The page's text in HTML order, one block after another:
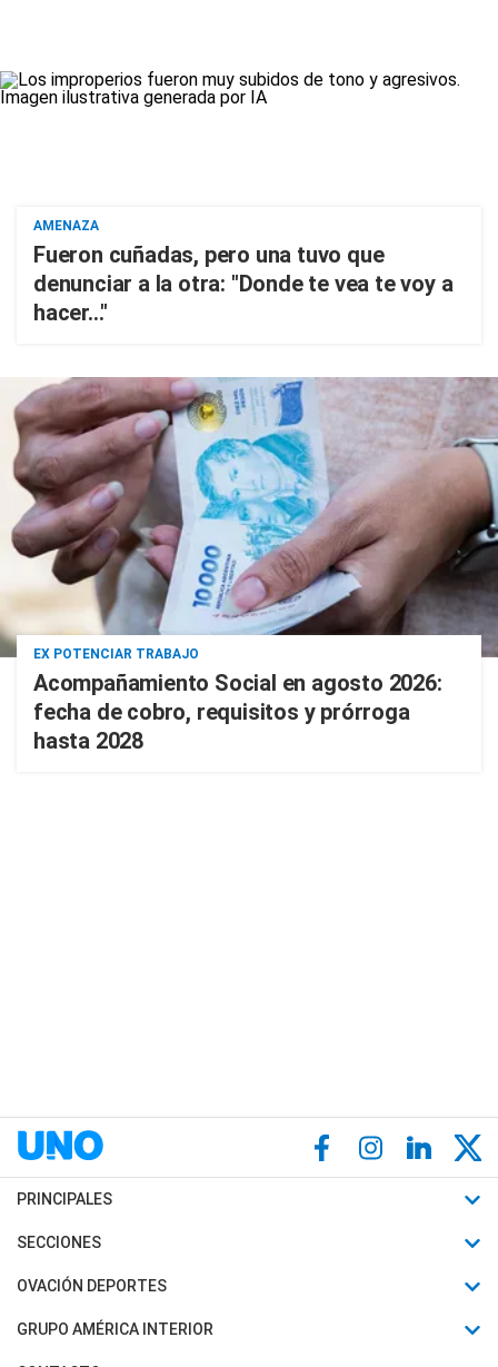
AMENAZA
Fueron cuñadas, pero una tuvo que
denunciar a la otra: "Donde te vea te voy a
hacer..."
EX POTENCIAR TRABAJO
Acompañamiento Social en agosto 2026:
fecha de cobro, requisitos y prórroga
hasta 2028
PRINCIPALES
Últimas Noticias
Política
SECCIONES
Horóscopo
Motores
OVACIÓN DEPORTES
Fútbol
GRUPO AMÉRICA INTERIOR